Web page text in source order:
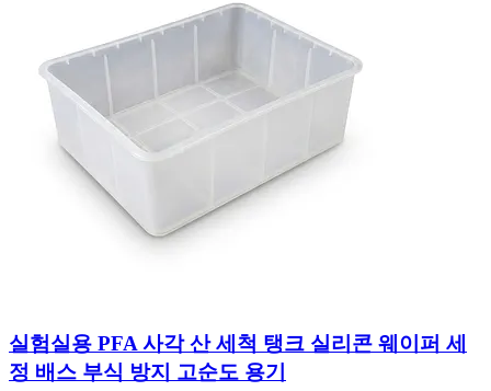
실험실용 PFA 사각 산 세척 탱크 실리콘 웨이퍼 세
정 배스 부식 방지 고순도 용기